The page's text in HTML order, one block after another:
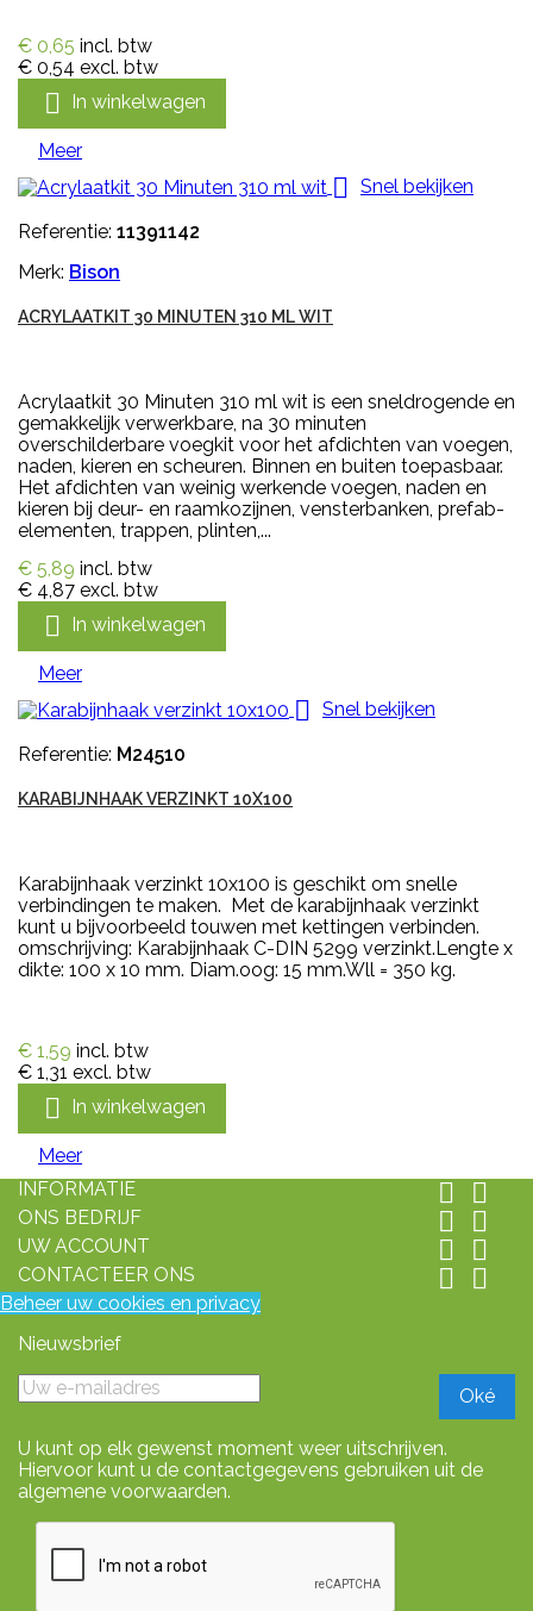
€ 0,65 incl. btw
€ 0,54 excl. btw
 In winkelwagen
Meer

Snel bekijken
Referentie: 11391142
Merk: Bison
ACRYLAATKIT 30 MINUTEN 310 ML WIT
Acrylaatkit 30 Minuten 310 ml wit is een sneldrogende en
gemakkelijk verwerkbare, na 30 minuten
overschilderbare voegkit voor het afdichten van voegen,
naden, kieren en scheuren. Binnen en buiten toepasbaar.
Het afdichten van weinig werkende voegen, naden en
kieren bij deur- en raamkozijnen, vensterbanken, prefab-
elementen, trappen, plinten,...
€ 5,89 incl. btw
€ 4,87 excl. btw
 In winkelwagen
Meer

Snel bekijken
Referentie: M24510
KARABIJNHAAK VERZINKT 10X100
Karabijnhaak verzinkt 10x100 is geschikt om snelle
verbindingen te maken. Met de karabijnhaak verzinkt
kunt u bijvoorbeeld touwen met kettingen verbinden.
omschrijving: Karabijnhaak C-DIN 5299 verzinkt.Lengte x
dikte: 100 x 10 mm. Diam.oog: 15 mm.Wll = 350 kg.
€ 1,59 incl. btw
€ 1,31 excl. btw
 In winkelwagen
Meer
INFORMATIE
 
ONS BEDRIJF  
UW ACCOUNT  
CONTACTEER ONS  
Beheer uw cookies en privacy
Nieuwsbrief
U kunt op elk gewenst moment weer uitschrijven.
Hiervoor kunt u de contactgegevens gebruiken uit de
algemene voorwaarden.